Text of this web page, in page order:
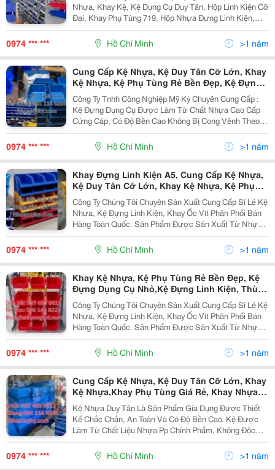
Duy Tân, Thùng Nhựa, Hộp Nhựa Đựng Linh
Kiện,
Nhựa, Khay Kệ, Kệ Dụng Cụ Duy Tân, Hộp Linh Kiện Cỡ
Đại, Khay Phụ Tùng 719, Hộp Nhựa Đựng Linh Kiện,
Khay Đựng Phụ Tùng, Khay Kệ Nhựa Ốc Vít Tại Tp
Hcm. Công Ty Tnhh Công Nghiệp Mỹ Kỳ...
0974 *** *** Hồ Chí Minh >1 năm
Cung Cấp Kệ Nhựa, Kệ Duy Tân Cỡ Lớn, Khay
Kệ Nhựa, Kệ Phụ Tùng Rẻ Bền Đẹp, Kệ Đựng
Dụng Cụ Nhỏ, Kệ Đựng Đinh Tán, Kệ Đựng
Bulon, Địa Chỉ Bán Kệ Đựng Ốc Vít, Kệ Đựng
Phụ Tùng Tại Xưởng Sửa Chữa Xe Máy, Khay
Nhựa Giá Rẻ
Công Ty Tnhh Công Nghiệp Mỹ Kỳ Chuyên Cung Cấp :
Kệ Đựng Dụng Cụ Được Làm Từ Chất Nhựa Cao Cấp
Cứng Cáp, Có Độ Bền Cao Không Bị Cong Vênh Theo
Thời Gian. Không Chứa Các Độc Tố Gây Hại Cho Con
Người, Thân Thiện Với Môi Trường. Kệ Đựng Dụng Cụ
:Được...
0974 *** *** Hồ Chí Minh >1 năm
Khay Đựng Linh Kiện A5, Cung Cấp Kệ Nhựa,
Kệ Duy Tân Cỡ Lớn, Khay Kệ Nhựa, Kệ Phụ
Tùng Rẻ Bền Đẹp,Kệ Nhựa Duy Tân, Kệ Dụng
Cụ Trung, Khay Đựng Bulon, Kệ Đựng Dụng
Cụ, Hộp Đựng Đinh Tán, Khay Nhựa Trung,
Công Ty Chúng Tôi Chuyên Sản Xuất Cung Cấp Sỉ Lẻ Kệ
Nhựa, Kệ Đựng Linh Kiện, Khay Ốc Vít Phân Phối Bán
Hàng Toàn Quốc. Sản Phẩm Được Sản Xuất Từ Nhựa
Hdpe Nguyên Khối Trên Dây Chuyền Hiện Đại Nên Sản
Phẩm Rất Cứng Chắc, Bền, Không Bị Cong Vênh Khi...
0974 *** *** Hồ Chí Minh >1 năm
Khay Kệ Nhựa, Kệ Phụ Tùng Rẻ Bền Đẹp, Kệ
Đựng Dụng Cụ Nhỏ,Kệ Đựng Linh Kiện, Thùng
Nhựa, Kệ Đựng Dụng Cụ, Khay Đựng Linh
Kiện,Khay Nhựa A5 A6 A8, Khay Phụ Tùng, Kệ
Đựng Hồ Sơ, Khay Linh Kiện, Khay Dụng Cụ
Giá Rẻ Hcm,
Công Ty Chúng Tôi Chuyên Sản Xuất Cung Cấp Sỉ Lẻ Kệ
Nhựa, Kệ Đựng Linh Kiện, Khay Ốc Vít Phân Phối Bán
Hàng Toàn Quốc. Sản Phẩm Được Sản Xuất Từ Nhựa
Hdpe Nguyên Khối Trên Dây Chuyền Hiện Đại Nên Sản
Phẩm Rất Cứng Chắc, Bền, Không Bị Cong Vênh Khi...
0974 *** *** Hồ Chí Minh >1 năm
Cung Cấp Kệ Nhựa, Kệ Duy Tân Cỡ Lớn, Khay
Kệ Nhựa,Khay Phụ Tùng Giá Rẻ, Khay Nhựa
Nhỏ, Khay Nhựa Trung,Kệ Đựng Đồ Dùng Nhà
Máy, Kệ Mỹ Phẩm, Kệ Đựng Đinh Vít, Thùng
Nhựa Bít, Khay Nhựa Đựng Linh Kiện,
Kệ Nhựa Duy Tân Là Sản Phẩm Gia Dụng Được Thiết
Kế Chắc Chắn, An Toàn Và Có Độ Bền Cao. Kệ Được
Làm Từ Chất Liệu Nhựa Pp Chính Phẩm, Không Độc
Hại, Không Gây Mùi Và Dễ Dàng Vệ Sinh. Kệ Có Nhiều
Kích Thước, Dung Tích Và Màu Sắc Phong Phú Để Bạn
0974 *** *** Hồ Chí Minh >1 năm